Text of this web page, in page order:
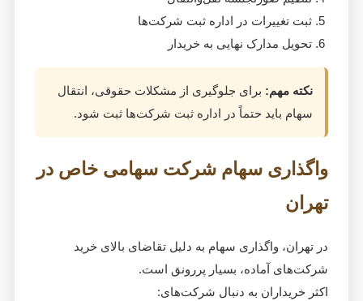
ثبت تغییرات در اداره ثبت شرکت‌ها
تحویل مدارک نهایی به خریدار
نکته مهم: برای جلوگیری از مشکلات حقوقی، انتقال
سهام باید حتماً در اداره ثبت شرکت‌ها ثبت شود.
واگذاری سهام شرکت سهامی خاص در
تهران
در تهران، واگذاری سهام به دلیل تقاضای بالای خرید
شرکت‌های آماده، بسیار پررونق است.
اکثر خریداران به دنبال شرکت‌های: